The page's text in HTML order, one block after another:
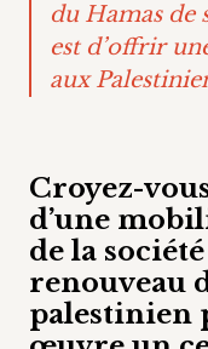
du Hamas de
est d’offrir
aux
Croyez-
d’une
de la
renouveau
palestinien